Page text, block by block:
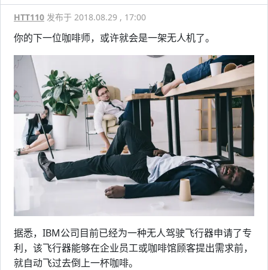
HTT110 发布于 2018.08.29 , 17:00
你的下一位咖啡师，或许就会是一架无人机了。
据悉，IBM公司目前已经为一种无人驾驶飞行器申请了专
利，该飞行器能够在企业员工或咖啡馆顾客提出需求前，
就自动飞过去倒上一杯咖啡。